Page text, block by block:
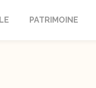
PATRIMOINE